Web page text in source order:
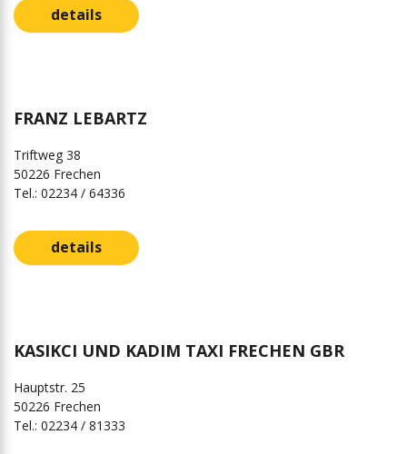
details
FRANZ LEBARTZ
Triftweg 38
50226 Frechen
Tel.: 02234 / 64336
details
KASIKCI UND KADIM TAXI FRECHEN GBR
Hauptstr. 25
50226 Frechen
Tel.: 02234 / 81333